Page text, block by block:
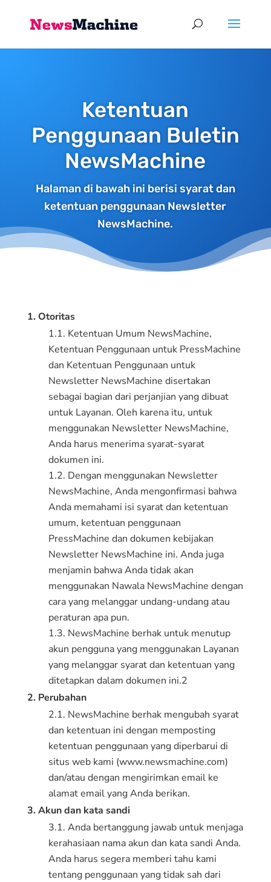
Ketentuan
Penggunaan Buletin
NewsMachine
Halaman di bawah ini berisi syarat dan
ketentuan penggunaan Newsletter
NewsMachine.
1. Otoritas
1.1. Ketentuan Umum NewsMachine,
Ketentuan Penggunaan untuk PressMachine
dan Ketentuan Penggunaan untuk
Newsletter NewsMachine disertakan
sebagai bagian dari perjanjian yang dibuat
untuk Layanan. Oleh karena itu, untuk
menggunakan Newsletter NewsMachine,
Anda harus menerima syarat-syarat
dokumen ini.
1.2. Dengan menggunakan Newsletter
NewsMachine, Anda mengonfirmasi bahwa
Anda memahami isi syarat dan ketentuan
umum, ketentuan penggunaan
PressMachine dan dokumen kebijakan
Newsletter NewsMachine ini. Anda juga
menjamin bahwa Anda tidak akan
menggunakan Nawala NewsMachine dengan
cara yang melanggar undang-undang atau
peraturan apa pun.
1.3. NewsMachine berhak untuk menutup
akun pengguna yang menggunakan Layanan
yang melanggar syarat dan ketentuan yang
ditetapkan dalam dokumen ini.2
2. Perubahan
2.1. NewsMachine berhak mengubah syarat
dan ketentuan ini dengan memposting
ketentuan penggunaan yang diperbarui di
situs web kami (www.newsmachine.com)
dan/atau dengan mengirimkan email ke
alamat email yang Anda berikan.
3. Akun dan kata sandi
3.1. Anda bertanggung jawab untuk menjaga
kerahasiaan nama akun dan kata sandi Anda.
Anda harus segera memberi tahu kami
tentang penggunaan yang tidak sah dari